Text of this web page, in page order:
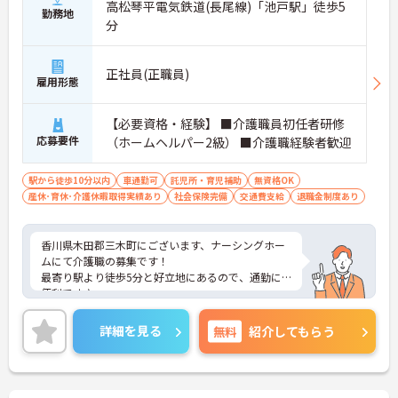
勤務地
高松琴平電気鉄道(長尾線)「池戸駅」徒歩5
分
雇用形態 正社員(正職員)
応募要件
【必要資格・経験】 ■介護職員初任者研修
（ホームヘルパー2級） ■介護職経験者歓迎
駅から徒歩10分以内 車通勤可 託児所・育児補助
無資格OK
産休･育休･介護休暇取得実績あり
社会保険完備 交通費支給 退職金制度あり
香川県木田郡三木町にございます、ナーシングホー
ムにて介護職の募集です！
最寄り駅より徒歩5分と好立地にあるので、通勤に
便利です♪
育児休暇制度や、利用可能な託児所があり、お子様
のいらっしゃる方でも安心して働けます★
ご興味のある方は、マイナビ介護職までお問い合わ
せください。
詳細を見る 無料 紹介してもらう